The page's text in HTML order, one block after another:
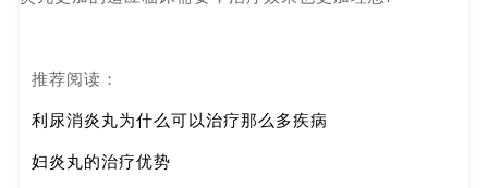
推荐阅读：
利尿消炎丸为什么可以治疗那么多疾病
妇炎丸的治疗优势